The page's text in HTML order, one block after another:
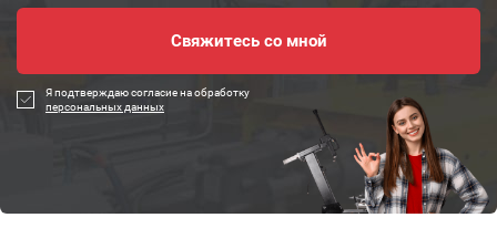
Я подтверждаю согласие на обработку
персональных данных